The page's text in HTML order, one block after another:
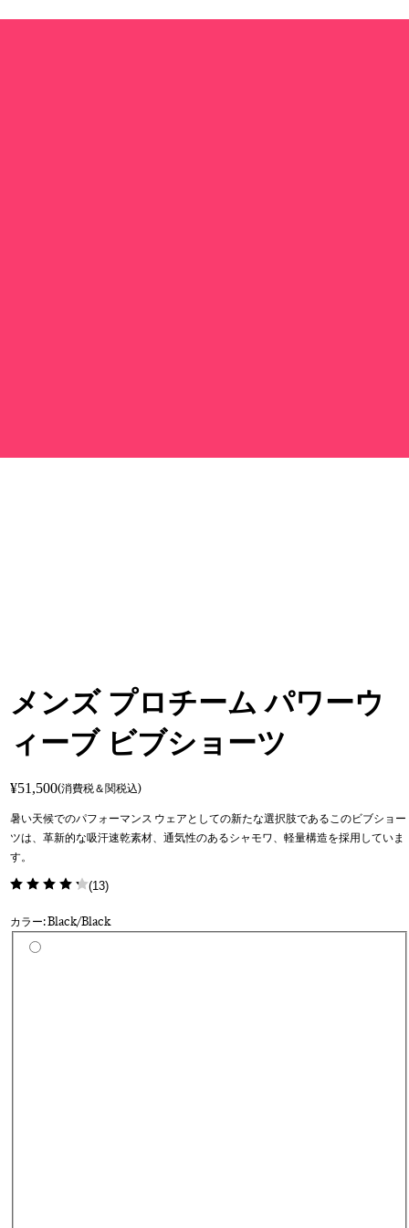
メンズ プロチーム パワーウ
ィーブ ビブショーツ
¥51,500(消費税＆関税込)
暑い天候でのパフォーマンス ウェアとしての新たな選択肢であるこのビブショー
ツは、革新的な吸汗速乾素材、通気性のあるシャモワ、軽量構造を採用していま
す。
(13)
カラー: Black/Black
カラーを選択